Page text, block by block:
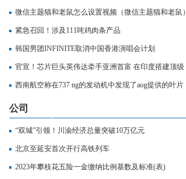
微信主题猫和老鼠怎么设置视频（微信主题猫和老鼠）
紧急召回！涉及111吨鸡肉条产品
韩国男团INFINITE取消中国香港演唱会计划
官宣！芯片巨头英伟达牵手亚洲首富 在印度搭建顶级
超算、炼制本土大模型
西南航空称在737 ng的发动机中发现了aog提供的叶片
公司
“双城”引领！川渝经济总量突破10万亿元
北京至延安首次开行高铁列车
2023年攀枝花五险一金缴纳比例基数及标准(表)